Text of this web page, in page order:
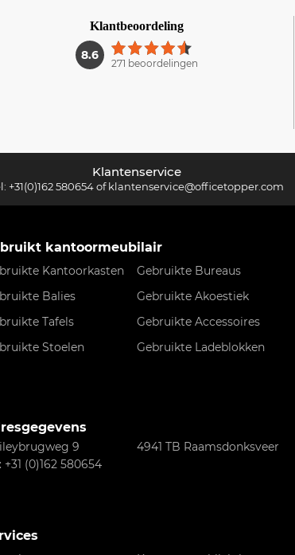
Klantbeoordeling
8.6 1
271 beoordelingen
Klantenservice
+31(0)162 580654ofklantenservice@officetopper.com
kantoormeubilair
Kantoorkasten
Gebruikte Bureaus
Balies
Gebruikte Akoestiek
Tafels
Gebruikte Accessoires
Stoelen
Gebruikte Ladeblokken
9
4941 TB Raamsdonksveer
+31 (0)162 580654